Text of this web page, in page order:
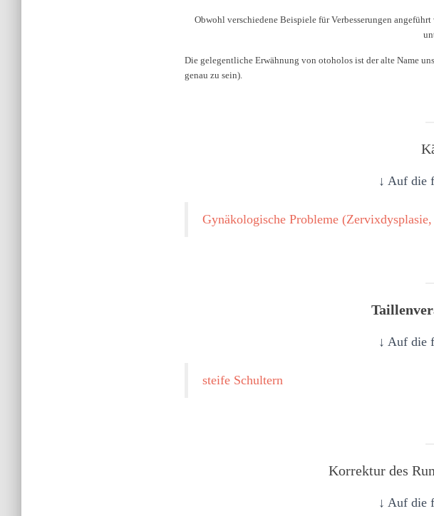
Obwohl verschiedene Beispiele für Verbesserungen
Die gelegentliche Erwähnung von otoholos ist der alte Name
genau zu sein).
↓ Auf die
Gynäkologische Probleme
↓ Auf die
steife Schultern
Korrektur des
↓ Auf die